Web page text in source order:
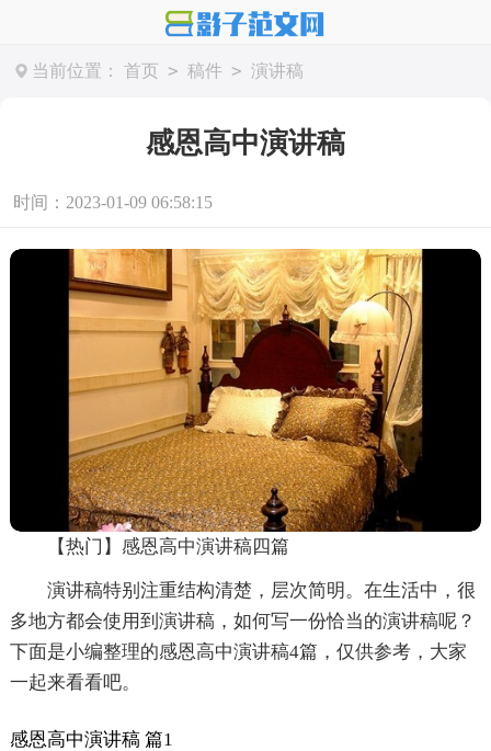
当前位置： 首页 > 稿件 > 演讲稿
感恩高中演讲稿
时间：2023-01-09 06:58:15
【热门】感恩高中演讲稿四篇
演讲稿特别注重结构清楚，层次简明。在生活中，很
多地方都会使用到演讲稿，如何写一份恰当的演讲稿呢？
下面是小编整理的感恩高中演讲稿4篇，仅供参考，大家
一起来看看吧。
感恩高中演讲稿 篇1